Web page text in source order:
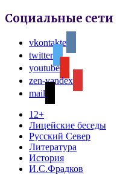
Социальные сети
vkontakte
twitter
youtube
zen-yandex
mail
12+
Лицейские беседы
Русский Север
Литература
История
И.С.Фрадков